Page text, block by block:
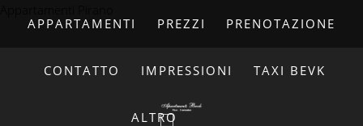
APPARTAMENTI PREZZI PRENOTAZIONE
CONTATTO IMPRESSIONI TAXI BEVK
ALTRO